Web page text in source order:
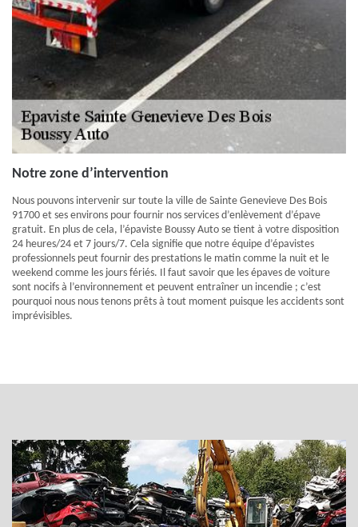
Notre zone d’intervention
Nous pouvons intervenir sur toute la ville de Sainte Genevieve Des Bois
91700 et ses environs pour fournir nos services d’enlèvement d’épave
gratuit. En plus de cela, l’épaviste Boussy Auto se tient à votre disposition
24 heures/24 et 7 jours/7. Cela signifie que notre équipe d’épavistes
professionnels peut fournir des prestations le matin comme la nuit et le
weekend comme les jours fériés. Il faut savoir que les épaves de voiture
sont nocifs à l’environnement et peuvent entraîner un incendie ; c’est
pourquoi nous nous tenons prêts à tout moment puisque les accidents sont
imprévisibles.